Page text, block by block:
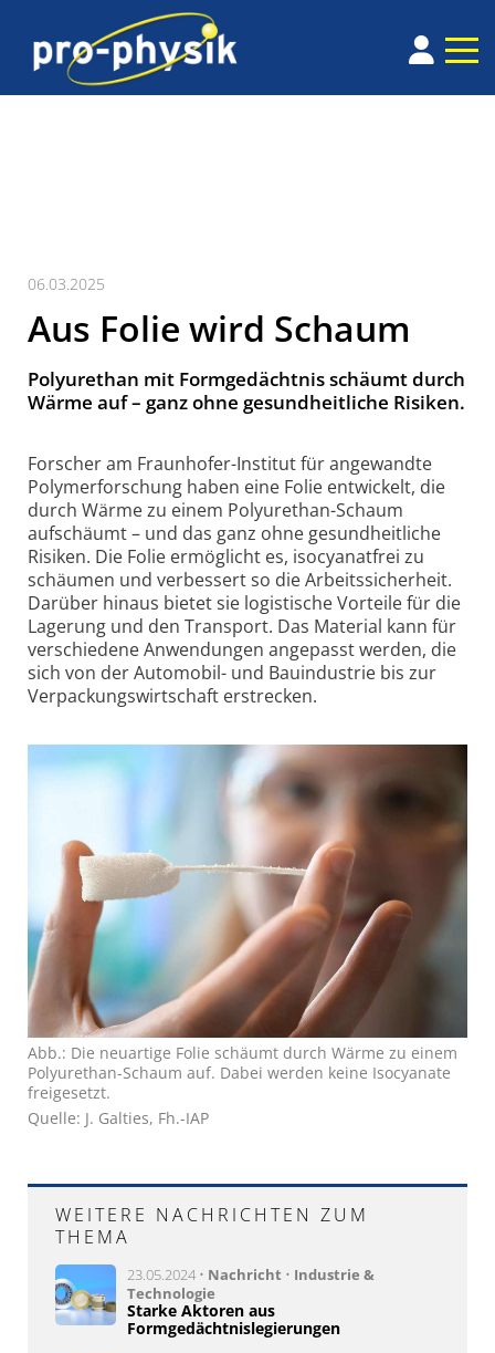
06.03.2025
Aus Folie wird Schaum
Polyurethan mit Formgedächtnis schäumt durch
Wärme auf – ganz ohne gesundheitliche Risiken.
Forscher am Fraunhofer-Institut für angewandte
Polymerforschung haben eine Folie entwickelt, die
durch Wärme zu einem Polyurethan-Schaum
aufschäumt – und das ganz ohne gesundheitliche
Risiken. Die Folie ermöglicht es, isocyanatfrei zu
schäumen und verbessert so die Arbeitssicherheit.
Darüber hinaus bietet sie logistische Vorteile für die
Lagerung und den Transport. Das Material kann für
verschiedene Anwendungen angepasst werden, die
sich von der Automobil- und Bauindustrie bis zur
Verpackungswirtschaft erstrecken.
Abb.: Die neuartige Folie schäumt durch Wärme zu einem
Polyurethan-Schaum auf. Dabei werden keine Isocyanate
freigesetzt.
Quelle: J. Galties, Fh.-IAP
WEITERE NACHRICHTEN ZUM
THEMA
23.05.2024 • Nachricht • Industrie &
Technologie
Starke Aktoren aus
Formgedächtnislegierungen